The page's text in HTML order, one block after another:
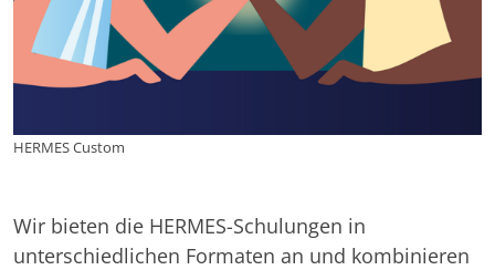
HERMES Custom
Wir bieten die HERMES-Schulungen in
unterschiedlichen Formaten an und kombinieren